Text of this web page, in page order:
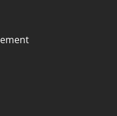
thermiques